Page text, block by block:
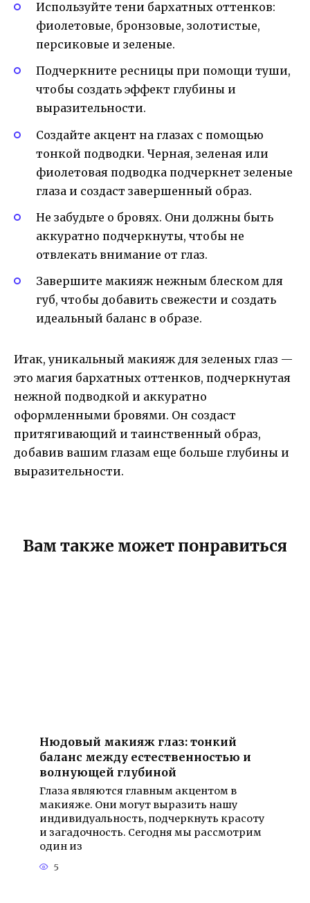
Используйте тени бархатных оттенков:
фиолетовые, бронзовые, золотистые,
персиковые и зеленые.
Подчеркните ресницы при помощи туши,
чтобы создать эффект глубины и
выразительности.
Создайте акцент на глазах с помощью
тонкой подводки. Черная, зеленая или
фиолетовая подводка подчеркнет зеленые
глаза и создаст завершенный образ.
Не забудьте о бровях. Они должны быть
аккуратно подчеркнуты, чтобы не
отвлекать внимание от глаз.
Завершите макияж нежным блеском для
губ, чтобы добавить свежести и создать
идеальный баланс в образе.
Итак, уникальный макияж для зеленых глаз —
это магия бархатных оттенков, подчеркнутая
нежной подводкой и аккуратно
оформленными бровями. Он создаст
притягивающий и таинственный образ,
добавив вашим глазам еще больше глубины и
выразительности.
Вам также может понравиться
Нюдовый макияж глаз: тонкий
баланс между естественностью и
волнующей глубиной
Глаза являются главным акцентом в
макияже. Они могут выразить нашу
индивидуальность, подчеркнуть красоту
и загадочность. Сегодня мы рассмотрим
один из
5